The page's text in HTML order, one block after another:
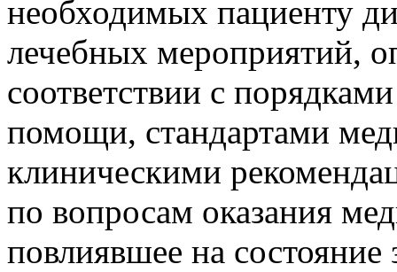
необходимых пациенту
лечебных мероприятий,
соответствии с
помощи, стандартами
клиническими
по вопросам оказания
повлиявшее на состояние